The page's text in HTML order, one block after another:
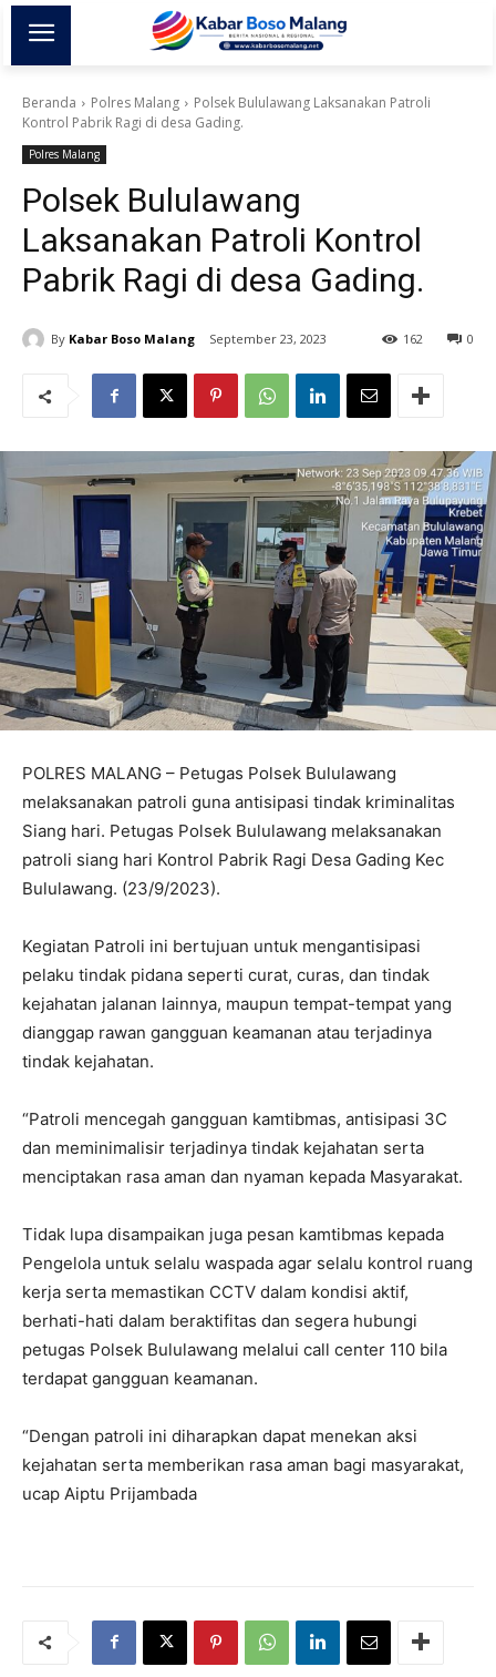
Beranda Polres Malang
Polsek Bululawang Laksanakan Patroli
Kontrol Pabrik Ragi di desa Gading.
Polres Malang
Polsek Bululawang
Laksanakan Patroli Kontrol
Pabrik Ragi di desa Gading.
By Kabar Boso Malang September 23, 2023 0
162
POLRES MALANG – Petugas Polsek Bululawang
melaksanakan patroli guna antisipasi tindak kriminalitas
Siang hari. Petugas Polsek Bululawang melaksanakan
patroli siang hari Kontrol Pabrik Ragi Desa Gading Kec
Bululawang. (23/9/2023).
Kegiatan Patroli ini bertujuan untuk mengantisipasi
pelaku tindak pidana seperti curat, curas, dan tindak
kejahatan jalanan lainnya, maupun tempat-tempat yang
dianggap rawan gangguan keamanan atau terjadinya
tindak kejahatan.
“Patroli mencegah gangguan kamtibmas, antisipasi 3C
dan meminimalisir terjadinya tindak kejahatan serta
menciptakan rasa aman dan nyaman kepada Masyarakat.
Tidak lupa disampaikan juga pesan kamtibmas kepada
Pengelola untuk selalu waspada agar selalu kontrol ruang
kerja serta memastikan CCTV dalam kondisi aktif,
berhati-hati dalam beraktifitas dan segera hubungi
petugas Polsek Bululawang melalui call center 110 bila
terdapat gangguan keamanan.
“Dengan patroli ini diharapkan dapat menekan aksi
kejahatan serta memberikan rasa aman bagi masyarakat,
ucap Aiptu Prijambada